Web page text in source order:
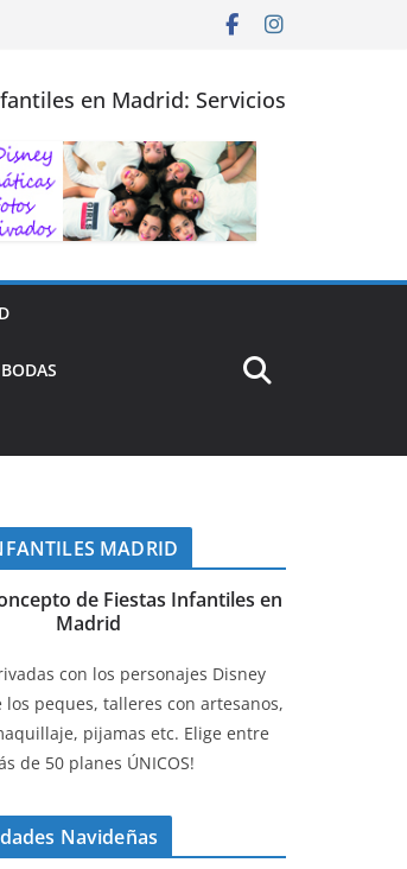
en Madrid: Servicios
MADRID
de Fiestas Infantiles en
Madrid
con los personajes Disney
peques, talleres con artesanos,
pijamas etc. Elige entre
de 50 planes ÚNICOS!
Navideñas